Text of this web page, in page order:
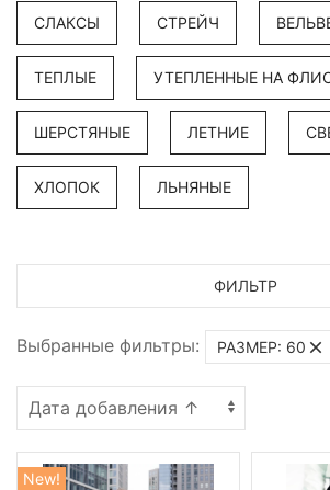
СЛАКСЫ СТРЕЙЧ
ТЕПЛЫЕ УТЕПЛЕННЫЕ НА
ШЕРСТЯНЫЕ ЛЕТНИЕ
ХЛОПОК ЛЬНЯНЫЕ
ФИЛЬТР
Выбранные фильтры: РАЗМЕР: 60
New!